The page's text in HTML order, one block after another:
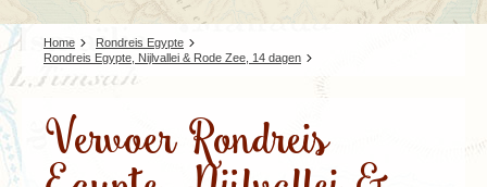
Home
Rondreis Egypte
Rondreis Egypte, Nijlvallei & Rode Zee, 14 dagen
Vervoer Rondreis